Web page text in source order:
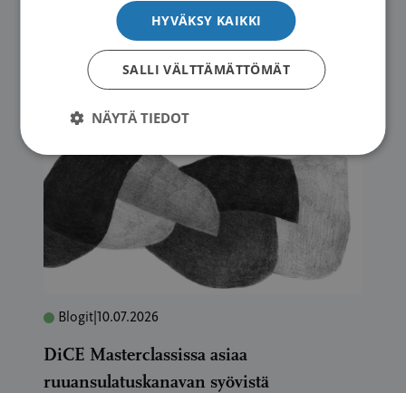
hdessä olemme enemmän
Blogit 10.07.2026
DiCE Masterclassissa asiaa
ruuansulatuskanavan syövistä
HYVÄKSY KAIKKI
SALLI VÄLTTÄMÄTTÖMÄT
NÄYTÄ TIEDOT